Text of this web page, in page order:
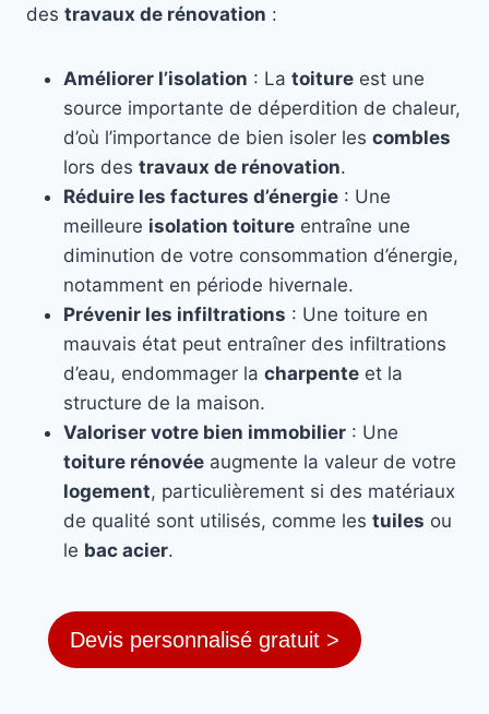
des travaux de rénovation :
Améliorer l’isolation : La toiture est une
source importante de déperdition de chaleur,
d’où l’importance de bien isoler les combles
lors des travaux de rénovation.
Réduire les factures d’énergie : Une
meilleure isolation toiture entraîne une
diminution de votre consommation d’énergie,
notamment en période hivernale.
Prévenir les infiltrations : Une toiture en
mauvais état peut entraîner des infiltrations
d’eau, endommager la charpente et la
structure de la maison.
Valoriser votre bien immobilier : Une
toiture rénovée augmente la valeur de votre
logement, particulièrement si des matériaux
de qualité sont utilisés, comme les tuiles ou
le bac acier.
Devis personnalisé gratuit >